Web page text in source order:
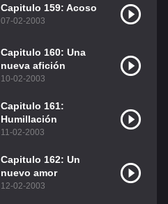
Capitulo 159: Acoso
07-02-2003
Capitulo 160: Una
nueva afición
10-02-2003
Capitulo 161:
Humillación
11-02-2003
Capitulo 162: Un
nuevo amor
12-02-2003